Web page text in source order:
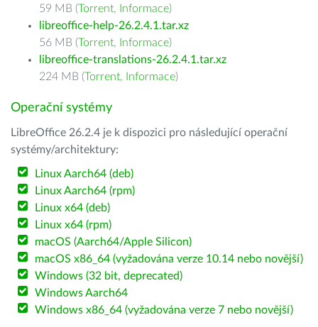
59 MB (Torrent, Informace)
libreoffice-help-26.2.4.1.tar.xz
56 MB (Torrent, Informace)
libreoffice-translations-26.2.4.1.tar.xz
224 MB (Torrent, Informace)
Operační systémy
LibreOffice 26.2.4 je k dispozici pro následující operační
systémy/architektury:
Linux Aarch64 (deb)
Linux Aarch64 (rpm)
Linux x64 (deb)
Linux x64 (rpm)
macOS (Aarch64/Apple Silicon)
macOS x86_64 (vyžadována verze 10.14 nebo novější)
Windows (32 bit, deprecated)
Windows Aarch64
Windows x86_64 (vyžadována verze 7 nebo novější)